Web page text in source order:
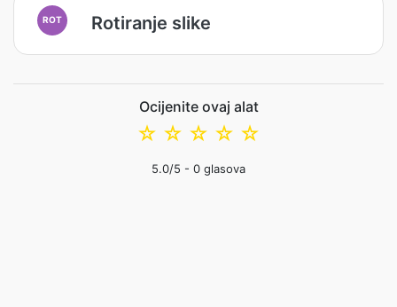
ROT Rotiranje slike
Ocijenite ovaj alat
☆
☆
☆
☆
☆
5.0/5 - 0 glasova